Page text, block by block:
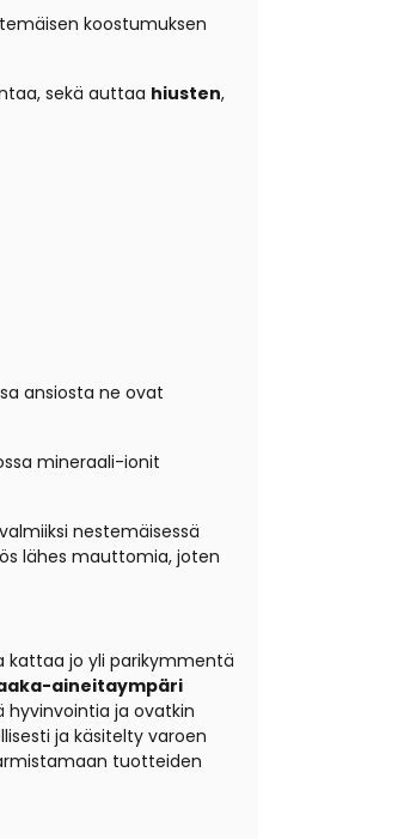
koostumuksen
sekä auttaa hiusten,
ansiosta ne ovat
mineraali-ionit
nestemäisessä
lähes mauttomia, joten
kattaa jo yli parikymmentä
aineitaympäri
ja ovatkin
ja käsitelty varoen
tuotteiden